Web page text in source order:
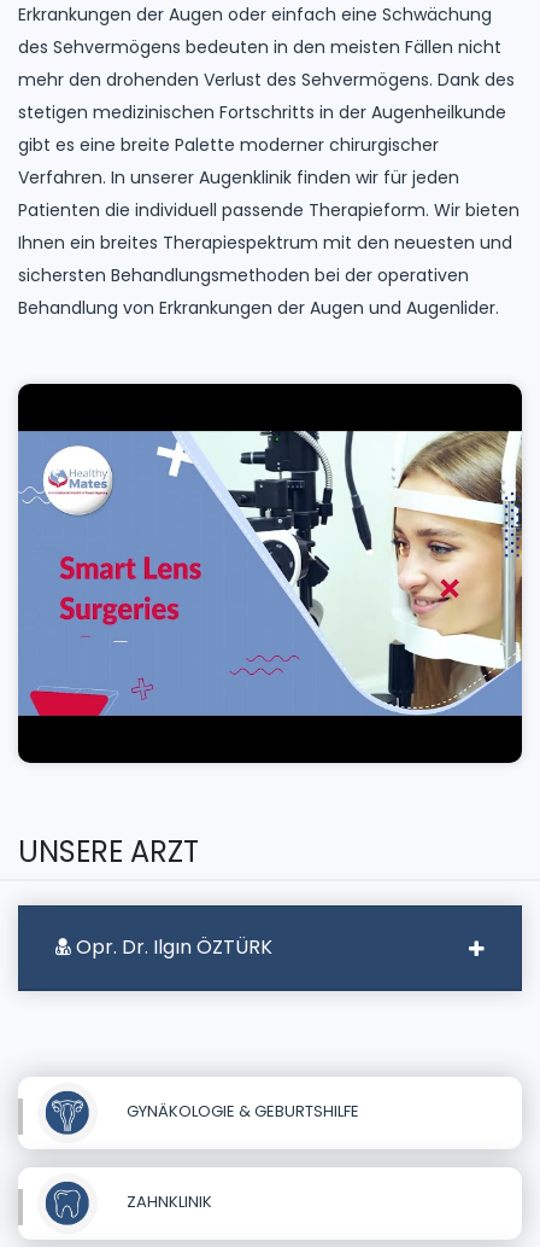
Erkrankungen der Augen oder einfach eine Schwächung
des Sehvermögens bedeuten in den meisten Fällen nicht
mehr den drohenden Verlust des Sehvermögens. Dank des
stetigen medizinischen Fortschritts in der Augenheilkunde
gibt es eine breite Palette moderner chirurgischer
Verfahren. In unserer Augenklinik finden wir für jeden
Patienten die individuell passende Therapieform. Wir bieten
Ihnen ein breites Therapiespektrum mit den neuesten und
sichersten Behandlungsmethoden bei der operativen
Behandlung von Erkrankungen der Augen und Augenlider.
UNSERE ARZT
Opr. Dr. Ilgın ÖZTÜRK
GYNÄKOLOGIE & GEBURTSHILFE
ZAHNKLINIK